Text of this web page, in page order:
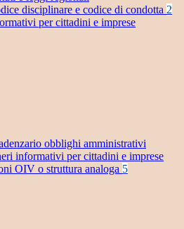
disciplinare e codice di condotta 2
per cittadini e imprese
obblighi amministrativi
informativi per cittadini e imprese
OIV o struttura analoga 5